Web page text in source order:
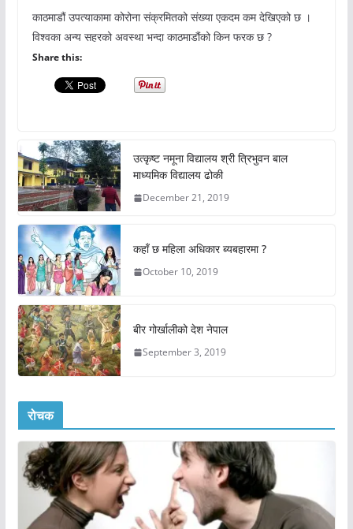
काठमाडौं उपत्याकामा कोरोना संक्रमितको संख्या एकदम कम देखिएको छ ।
विश्वका अन्य सहरको अवस्था भन्दा काठमाडौंको किन फरक छ ?
Share this:
उत्कृष्ट नमूना विद्यालय श्री त्रिभुवन बाल
माध्यमिक विद्यालय ढोकी
December 21, 2019
कहाँ छ महिला अधिकार ब्यबहारमा ?
October 10, 2019
बीर गोर्खालीको देश नेपाल
September 3, 2019
रोचक